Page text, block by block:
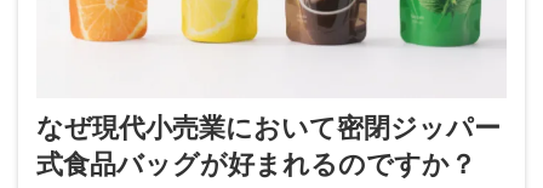
なぜ現代小売業において密閉ジッパー
式食品バッグが好まれるのですか？